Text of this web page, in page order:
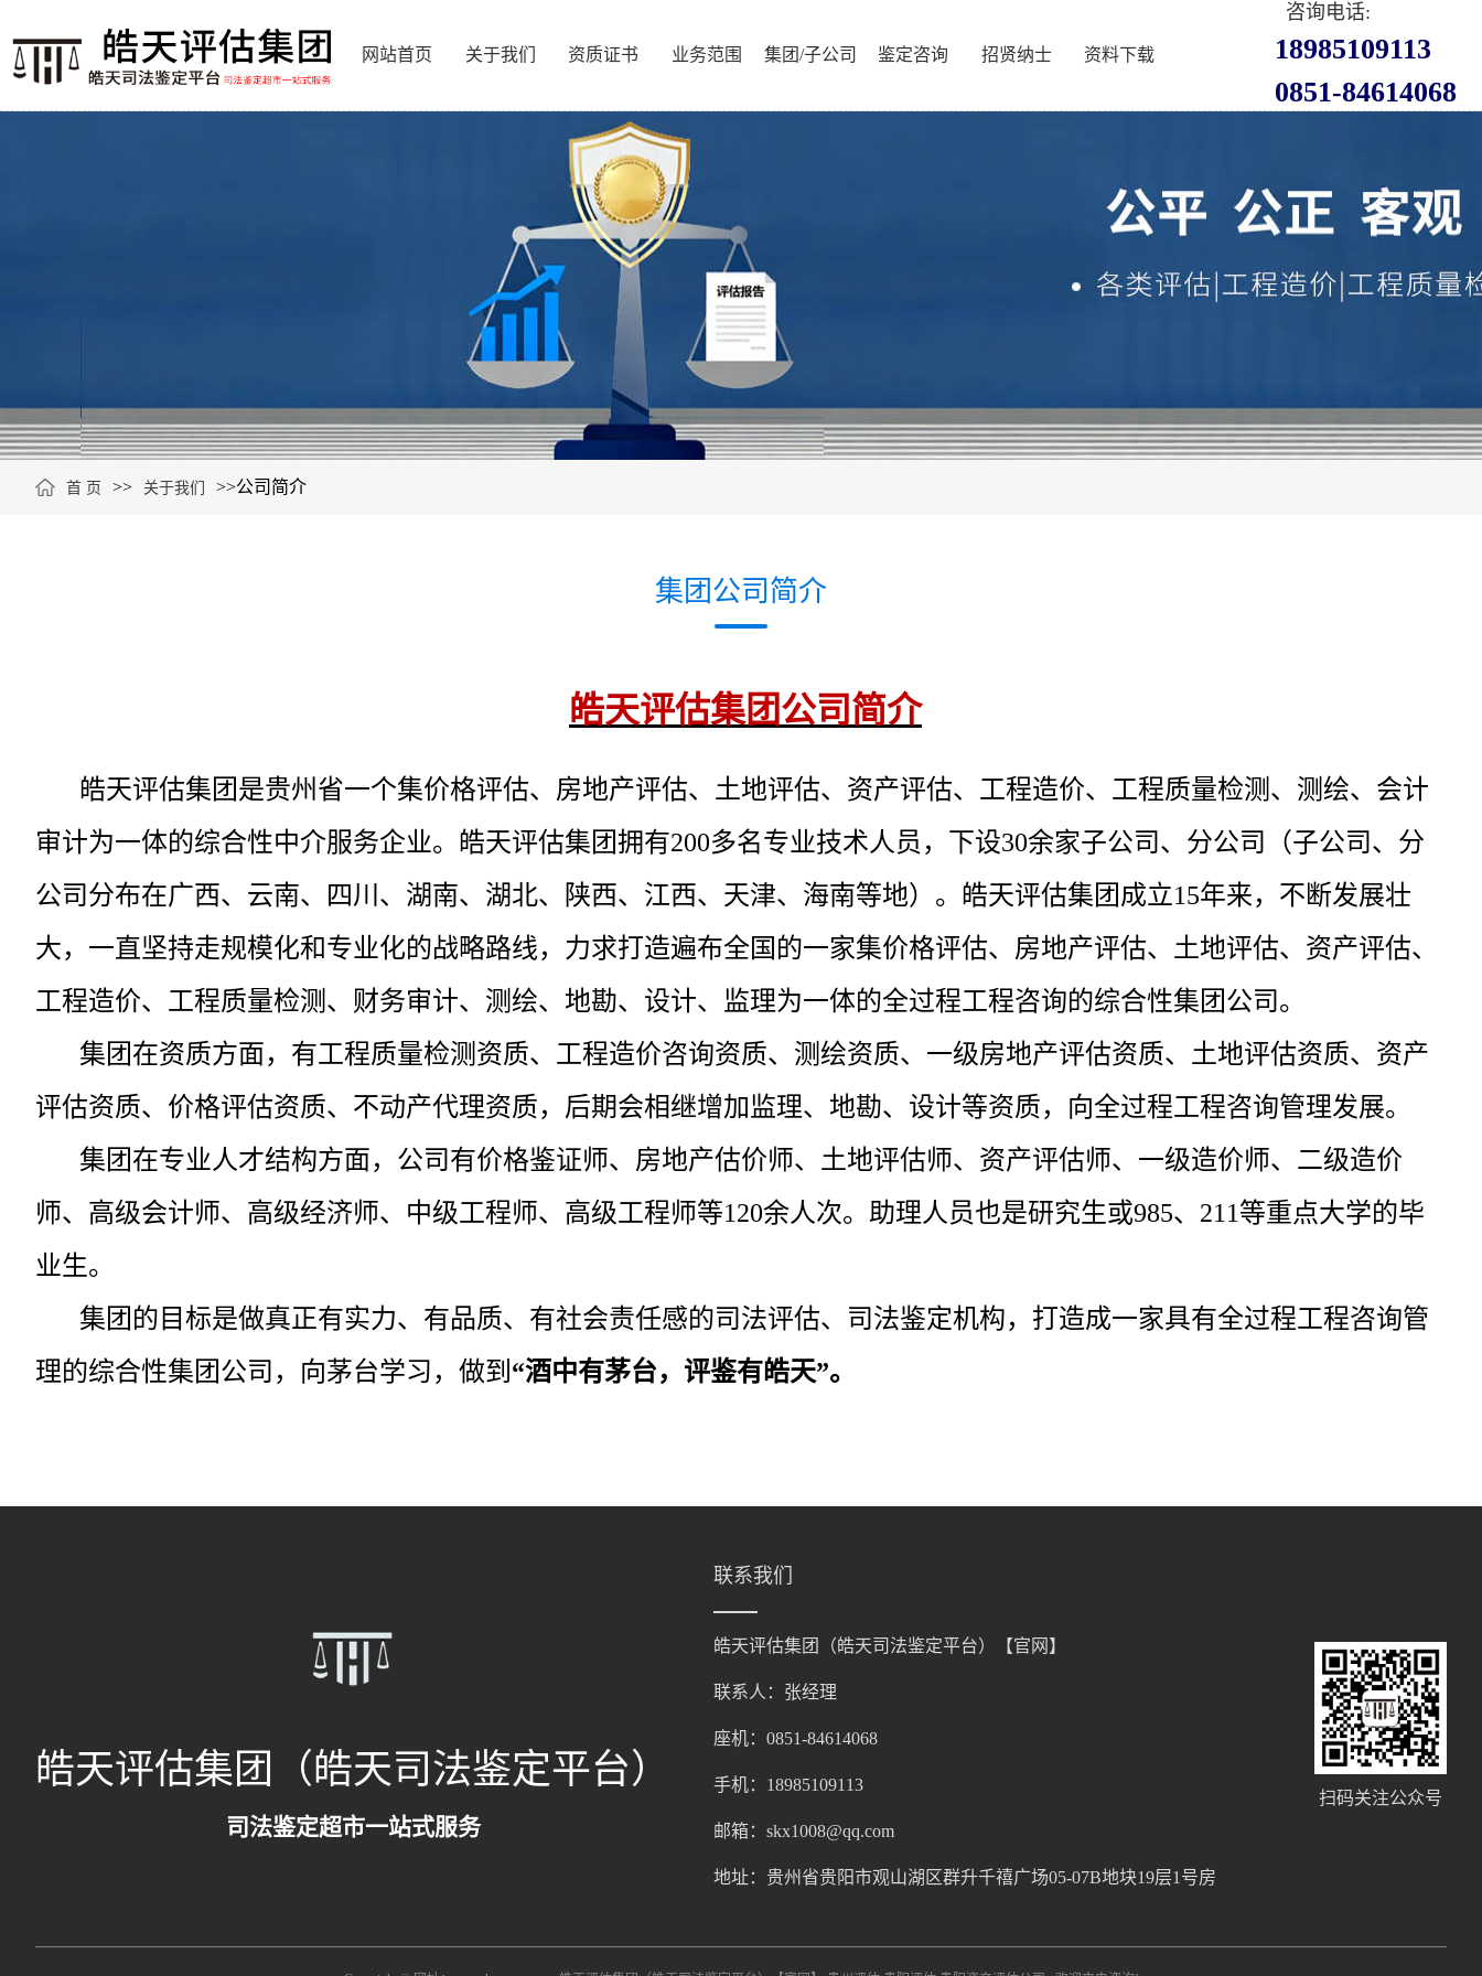
网站首页 关于我们 资质证书 业务范围 集团/子公司 鉴定咨询 招贤纳士 资料下载
咨询电话:
18985109113
0851-84614068
首 页 >> 关于我们 >>公司简介
集团公司简介
皓天评估集团公司简介
皓天评估集团是贵州省一个集价格评估、房地产评估、土地评估、资产评估、工程造价、工程质量检测、测绘、会计
审计为一体的综合性中介服务企业。皓天评估集团拥有200多名专业技术人员，下设30余家子公司、分公司（子公司、分
公司分布在广西、云南、四川、湖南、湖北、陕西、江西、天津、海南等地）。皓天评估集团成立15年来，不断发展壮
大，一直坚持走规模化和专业化的战略路线，力求打造遍布全国的一家集价格评估、房地产评估、土地评估、资产评估、
工程造价、工程质量检测、财务审计、测绘、地勘、设计、监理为一体的全过程工程咨询的综合性集团公司。
集团在资质方面，有工程质量检测资质、工程造价咨询资质、测绘资质、一级房地产评估资质、土地评估资质、资产
评估资质、价格评估资质、不动产代理资质，后期会相继增加监理、地勘、设计等资质，向全过程工程咨询管理发展。
集团在专业人才结构方面，公司有价格鉴证师、房地产估价师、土地评估师、资产评估师、一级造价师、二级造价
师、高级会计师、高级经济师、中级工程师、高级工程师等120余人次。助理人员也是研究生或985、211等重点大学的毕
业生。
集团的目标是做真正有实力、有品质、有社会责任感的司法评估、司法鉴定机构，打造成一家具有全过程工程咨询管
理的综合性集团公司，向茅台学习，做到 “酒中有茅台，评鉴有皓天”。
皓天评估集团（皓天司法鉴定平台）
司法鉴定超市一站式服务
联系我们
皓天评估集团（皓天司法鉴定平台）【官网】
联系人：张经理
座机：0851-84614068
手机：18985109113
邮箱：skx1008@qq.com
地址：贵州省贵阳市观山湖区群升千禧广场05-07B地块19层1号房
扫码关注公众号